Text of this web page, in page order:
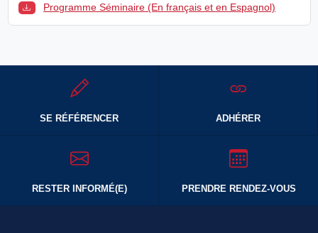
Programme Séminaire (En français et en Espagnol)
SE RÉFÉRENCER ADHÉRER
RESTER INFORMÉ(E) PRENDRE RENDEZ-VOUS